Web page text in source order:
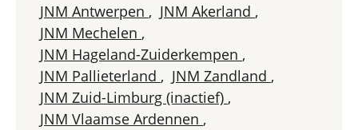
JNM Antwerpen , JNM Akerland ,
JNM Mechelen ,
JNM Hageland-Zuiderkempen ,
JNM Pallieterland , JNM Zandland ,
JNM Zuid-Limburg (inactief) ,
JNM Vlaamse Ardennen ,